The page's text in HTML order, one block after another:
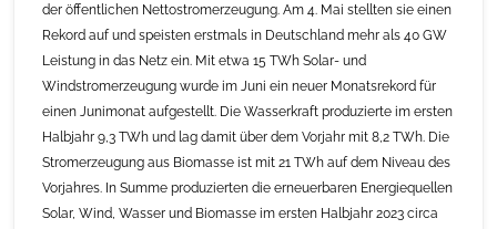
der öffentlichen Nettostromerzeugung. Am 4. Mai stellten sie einen
Rekord auf und speisten erstmals in Deutschland mehr als 40 GW
Leistung in das Netz ein. Mit etwa 15 TWh Solar- und
Windstromerzeugung wurde im Juni ein neuer Monatsrekord für
einen Junimonat aufgestellt. Die Wasserkraft produzierte im ersten
Halbjahr 9,3 TWh und lag damit über dem Vorjahr mit 8,2 TWh. Die
Stromerzeugung aus Biomasse ist mit 21 TWh auf dem Niveau des
Vorjahres. In Summe produzierten die erneuerbaren Energiequellen
Solar, Wind, Wasser und Biomasse im ersten Halbjahr 2023 circa